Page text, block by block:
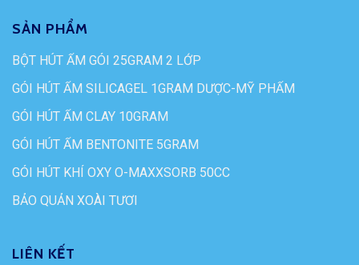
SẢN PHẨM
BỘT HÚT ẨM GÓI 25GRAM 2 LỚP
GÓI HÚT ẨM SILICAGEL 1GRAM DƯỢC-MỸ PHẨM
GÓI HÚT ẨM CLAY 10GRAM
GÓI HÚT ẨM BENTONITE 5GRAM
GÓI HÚT KHÍ OXY O-MAXXSORB 50CC
BẢO QUẢN XOÀI TƯƠI
LIÊN KẾT